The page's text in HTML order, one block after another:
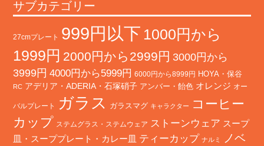
サブカテゴリー
27cmプレート 999円以下 1000円から
1999円 2000円から2999円 3000円から
3999円 4000円から5999円 6000円から8999円 HOYA・保谷
RC アデリア・ADERIA・石塚硝子 アンバー・飴色 オレンジ オー
バルプレート ガラス ガラスマグ キャラクター
コーヒー
カップ ステムグラス・ステムウェア ストーンウェア スープ
皿・スーププレート・カレー皿 ティーカップ ナルミ
ノベ